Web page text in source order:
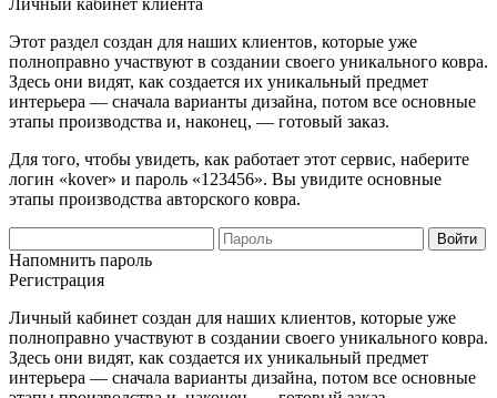
Этот раздел создан для наших клиентов, которые уже
полноправно участвуют в создании своего уникального ковра.
Здесь они видят, как создается их уникальный предмет
интерьера — сначала варианты дизайна, потом все основные
этапы производства и, наконец, — готовый заказ.
Для того, чтобы увидеть, как работает этот сервис, наберите
логин «kover» и пароль «123456». Вы увидите основные
этапы производства авторского ковра.
Напомнить пароль
Регистрация
Личный кабинет создан для наших клиентов, которые уже
полноправно участвуют в создании своего уникального ковра.
Здесь они видят, как создается их уникальный предмет
интерьера — сначала варианты дизайна, потом все основные